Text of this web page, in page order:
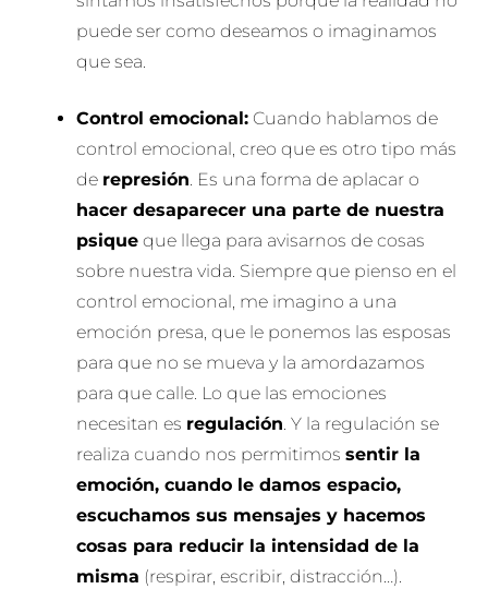
puede ser como deseamos o imaginamos
que sea.
Control emocional: Cuando hablamos de
control emocional, creo que es otro tipo más
de represión. Es una forma de aplacar o
hacer desaparecer una parte de nuestra
psique que llega para avisarnos de cosas
sobre nuestra vida. Siempre que pienso en el
control emocional, me imagino a una
emoción presa, que le ponemos las esposas
para que no se mueva y la amordazamos
para que calle. Lo que las emociones
necesitan es regulación. Y la regulación se
realiza cuando nos permitimossentir la
emoción, cuando le damos espacio,
escuchamos sus mensajes y hacemos
cosas para reducir la intensidad de la
misma (respirar, escribir, distracción…).